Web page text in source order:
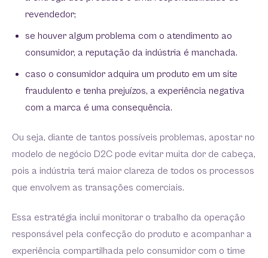
revendedor;
se houver algum problema com o atendimento ao
consumidor, a reputação da indústria é manchada.
caso o consumidor adquira um produto em um site
fraudulento e tenha prejuízos, a experiência negativa
com a marca é uma consequência.
Ou seja, diante de tantos possíveis problemas, apostar no
modelo de negócio D2C pode evitar muita dor de cabeça,
pois a indústria terá maior clareza de todos os processos
que envolvem as transações comerciais.
Essa estratégia inclui monitorar o trabalho da operação
responsável pela confecção do produto e acompanhar a
experiência compartilhada pelo consumidor com o time